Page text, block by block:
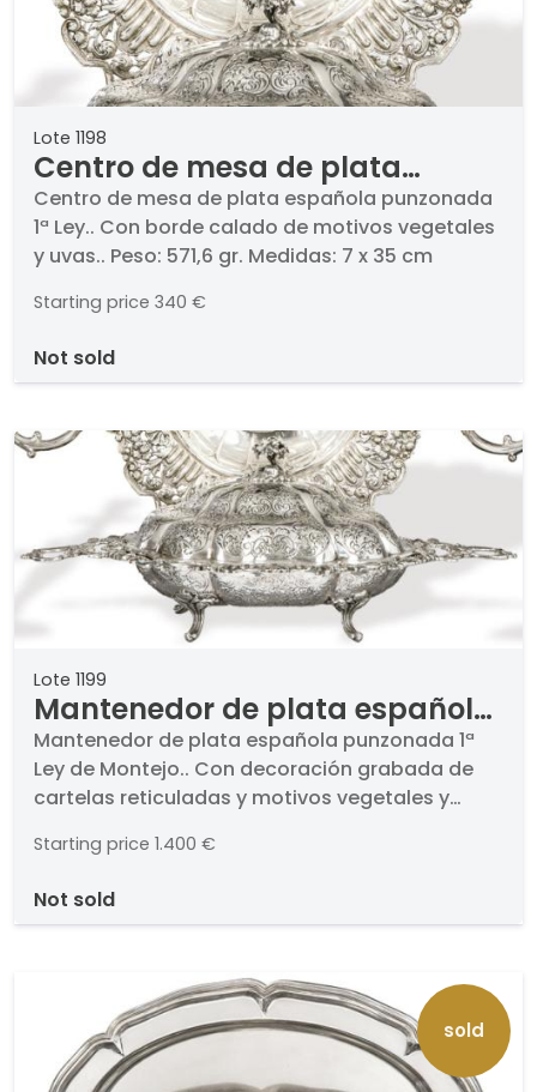
Lote 1198
Centro de mesa de plata
española punzonada 1ª Ley.
Centro de mesa de plata española punzonada
1ª Ley.. Con borde calado de motivos vegetales
y uvas.. Peso: 571,6 gr. Medidas: 7 x 35 cm
Starting price 340 €
not sold
Lote 1199
Mantenedor de plata española
punzonada 1ª Ley de Montejo.
Mantenedor de plata española punzonada 1ª
Ley de Montejo.. Con decoración grabada de
cartelas reticuladas y motivos vegetales y
x 49 cm
Starting price 1.400 €
not sold
sold